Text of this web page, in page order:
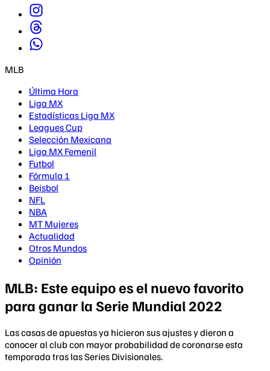
MLB
Última Hora
Liga MX
Estadísticas Liga MX
Leagues Cup
Selección Mexicana
Liga MX Femenil
Futbol
Fórmula 1
Beisbol
NFL
NBA
MT Mujeres
Actualidad
Otros Mundos
Opinión
MLB: Este equipo es el nuevo favorito
para ganar la Serie Mundial 2022
Las casas de apuestas ya hicieron sus ajustes y dieron a
conocer al club con mayor probabilidad de coronarse esta
temporada tras las Series Divisionales.